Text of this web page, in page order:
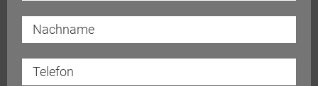
Haus oder Wohnung – mit einem erfahrenen und lokal
vernetzten Makler erhöhen sich Ihre Erfolgschancen
deutlich.